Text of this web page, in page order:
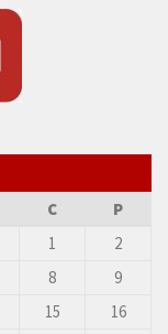
C
P
1
2
8
9
15
16